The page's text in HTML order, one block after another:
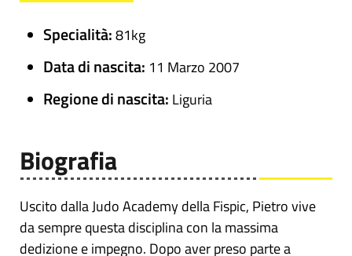
Specialità:81kg
Data di nascita: 11 Marzo 2007
Regione di nascita: Liguria
Biografia
Uscito dalla Judo Academy della Fispic, Pietro vive
da sempre questa disciplina con la massima
dedizione e impegno. Dopo aver preso parte a